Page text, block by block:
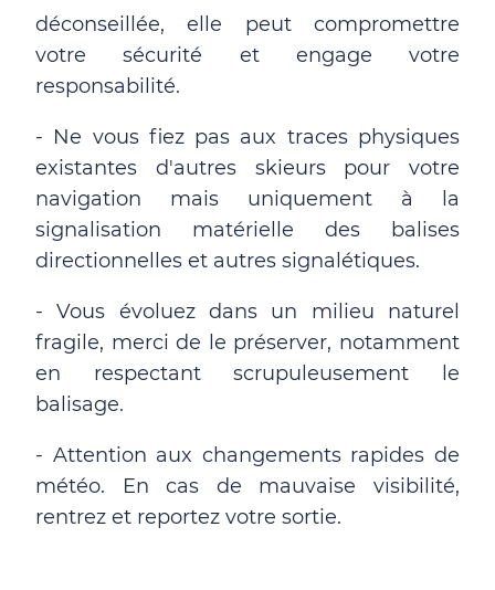
déconseillée, elle peut compromettre
votre sécurité et engage votre
responsabilité.
- Ne vous fiez pas aux traces physiques
existantes d'autres skieurs pour votre
navigation mais uniquement à la
signalisation matérielle des balises
directionnelles et autres signalétiques.
- Vous évoluez dans un milieu naturel
fragile, merci de le préserver, notamment
en respectant scrupuleusement le
balisage.
- Attention aux changements rapides de
météo. En cas de mauvaise visibilité,
rentrez et reportez votre sortie.